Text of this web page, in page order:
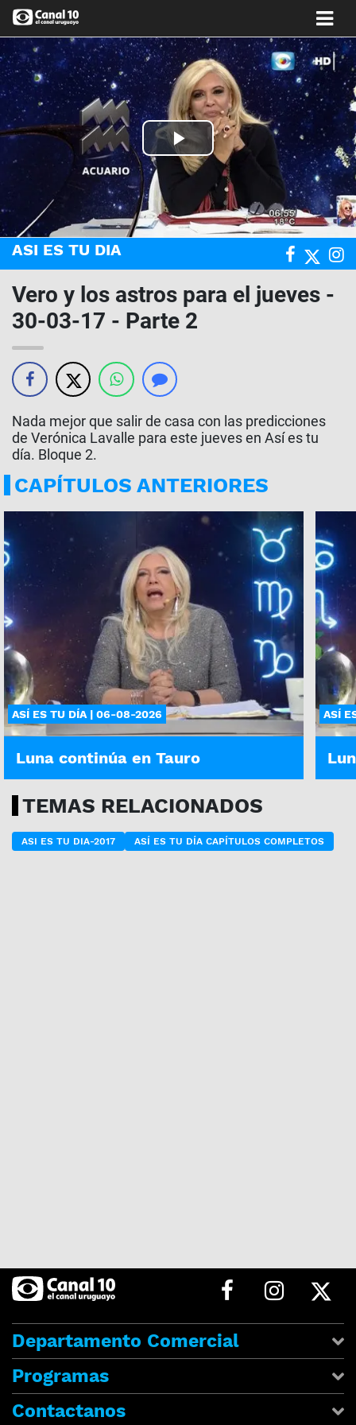
Play
Video
ASI ES TU DIA
Vero y los astros para el jueves -
30-03-17 - Parte 2
Nada mejor que salir de casa con las predicciones
de Verónica Lavalle para este jueves en Así es tu
día. Bloque 2.
CAPÍTULOS ANTERIORES
ASÍ ES TU DÍA | 06-08-2026
Luna continúa en Tauro
ASÍ
TEMAS RELACIONADOS
ASI ES TU DIA-2017 ASÍ ES TU DÍA CAPÍTULOS COMPLETOS
Departamento Comercial
Programas
Contactanos